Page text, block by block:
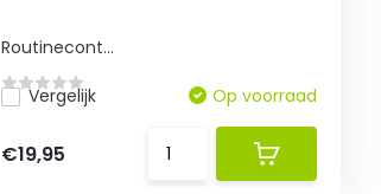
Routinecont...
Vergelijk Op voorraad
€19,95